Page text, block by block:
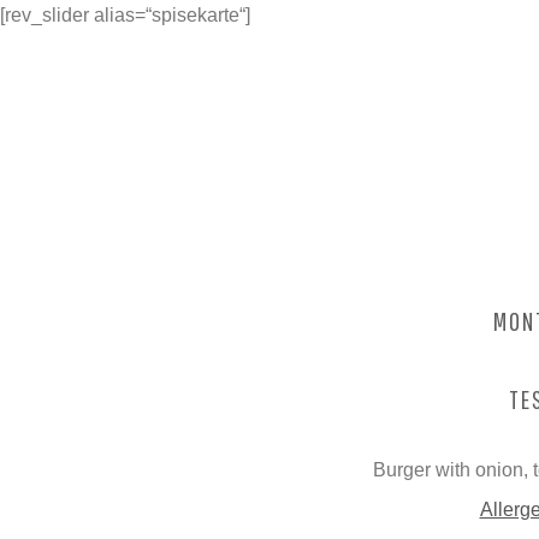
[rev_slider alias=“spisekarte“]
Burger with onion,